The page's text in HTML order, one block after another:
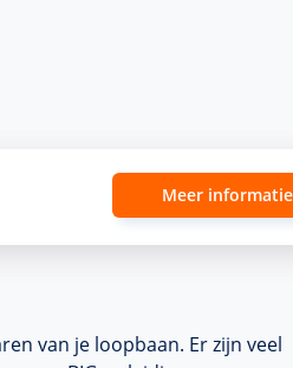
Meer informatie
van je loopbaan. Er zijn veel